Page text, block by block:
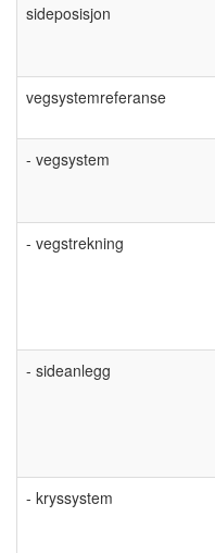
sideposisjon
vegsystemreferanse
- vegsystem
- vegstrekning
- sideanlegg
- kryssystem